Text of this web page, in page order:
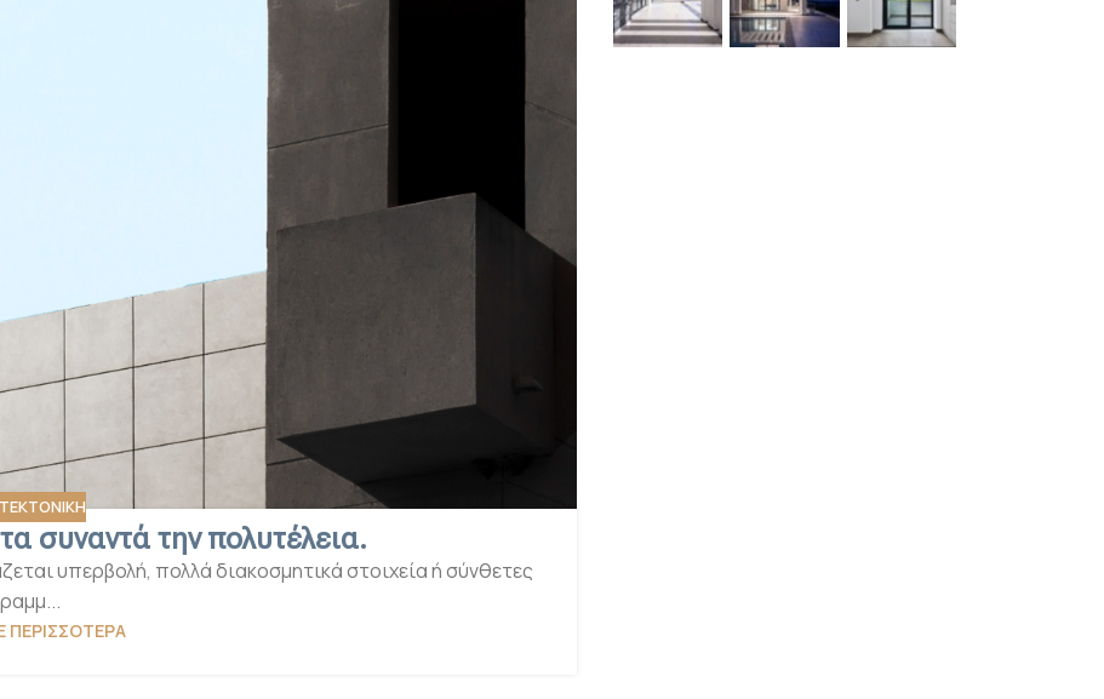
συναντά την πολυτέλεια.
υπερβολή, πολλά διακοσμητικά στοιχεία ή σύνθετες
ΠΕΡΙΣΣΌΤΕΡΑ